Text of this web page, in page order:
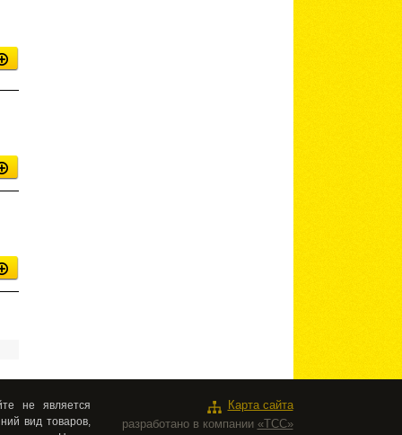
не является
вид товаров,
Карта сайта
разработано в компании «ТСС»